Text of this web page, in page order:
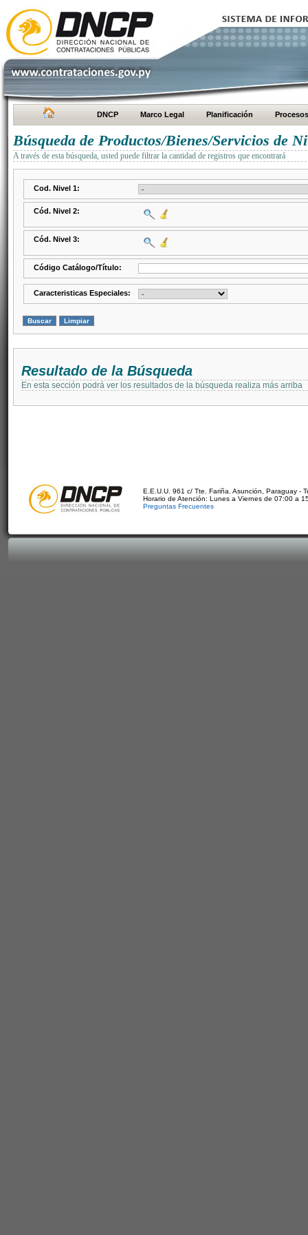
DNCP Marco Legal Planificación Procesos
Búsqueda de Productos/Bienes/Servicios de
A través de esta búsqueda, usted puede filtrar la cantidad de registros que encontrará
Cod. Nivel 1:
Cód. Nivel 2:
Cód. Nivel 3:
Código Catálogo/Título:
Caracteristicas Especiales:
Resultado de la Búsqueda
En esta sección podrá ver los resultados de la búsqueda realiza más arriba
E.E.U.U. 961 c/ Tte. Fariña. Asunción, Paraguay -
Horario de Atención: Lunes a Viernes de 07:00 a
Preguntas Frecuentes